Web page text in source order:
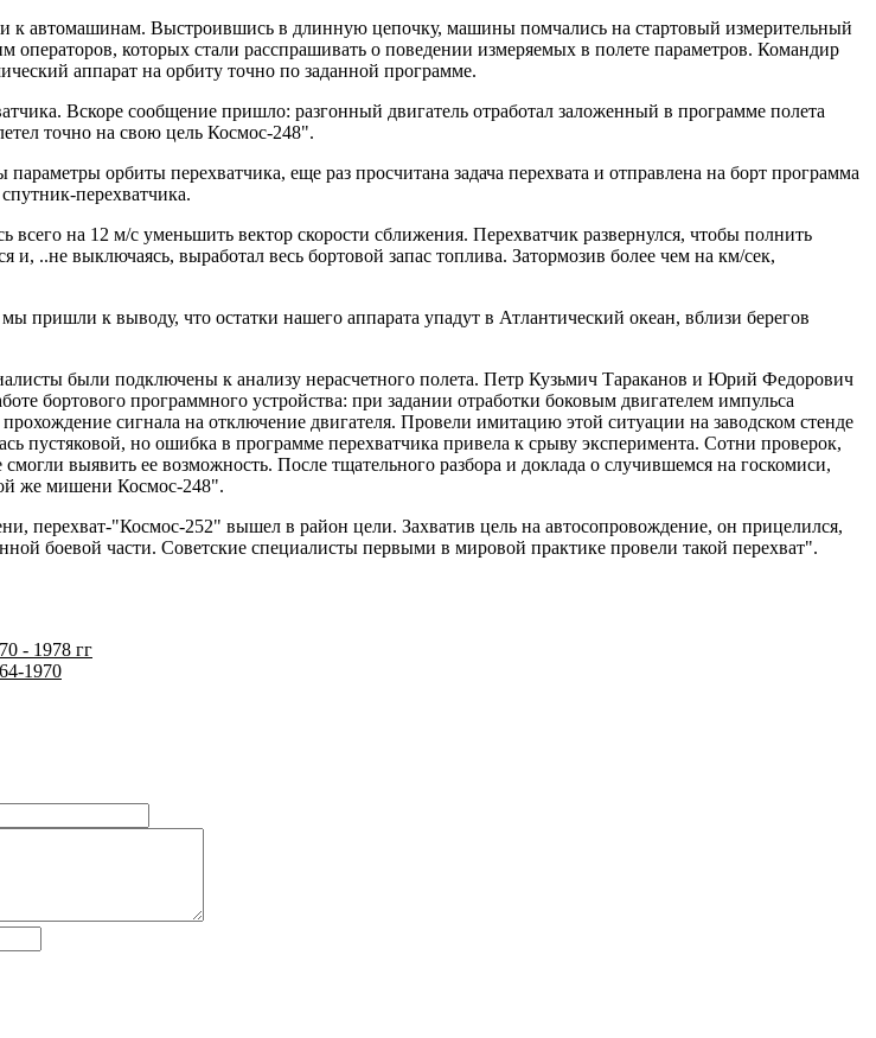
к автомашинам. Выстроившись в длинную цепочку, машины помчались на стартовый измерительный
операторов, которых стали расспрашивать о поведении измеряемых в полете параметров. Командир
аппарат на орбиту точно по заданной программе.
Вскоре сообщение пришло: разгонный двигатель отработал заложенный в программе полета
точно на свою цель Космос-248".
орбиты перехватчика, еще раз просчитана задача перехвата и отправлена на борт программа
перехватчика.
на 12 м/с уменьшить вектор скорости сближения. Перехватчик развернулся, чтобы полнить
..не выключаясь, выработал весь бортовой запас топлива. Затормозив более чем на км/сек,
пришли к выводу, что остатки нашего аппарата упадут в Атлантический океан, вблизи берегов
были подключены к анализу нерасчетного полета. Петр Кузьмич Тараканов и Юрий Федорович
бортового программного устройства: при задании отработки боковым двигателем импульса
сигнала на отключение двигателя. Провели имитацию этой ситуации на заводском стенде
пустяковой, но ошибка в программе перехватчика привела к срыву эксперимента. Сотни проверок,
выявить ее возможность. После тщательного разбора и доклада о случившемся на госкомиси,
же мишени Космос-248".
перехват-"Космос-252" вышел в район цели. Захватив цель на автосопровождение, он прицелился,
боевой части. Советские специалисты первыми в мировой практике провели такой перехват".
1978 гг
1970